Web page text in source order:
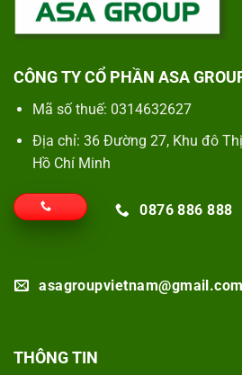
CÔNG TY CỔ PHẦN ASA
Mã số thuế: 0314632627
Địa chỉ: 36 Đường 27, Khu đô
Hồ Chí Minh
0876 886 888
asagroupvietnam@gmail.com
THÔNG TIN